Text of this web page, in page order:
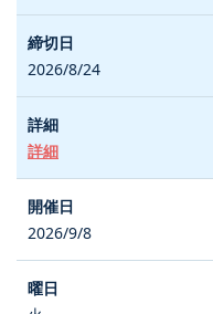
2026/8/24
詳細
2026/9/8